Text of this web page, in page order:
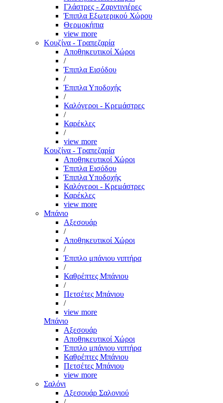
Γλάστρες - Ζαρντινιέρες
Έπιπλα Εξωτερικού Χώρου
Θερμοκήπια
view more
Κουζίνα - Τραπεζαρία
Αποθηκευτικοί Χώροι
/
Έπιπλα Εισόδου
/
Έπιπλα Υποδοχής
/
Καλόγεροι - Κρεμάστρες
/
Καρέκλες
/
view more
Κουζίνα - Τραπεζαρία
Αποθηκευτικοί Χώροι
Έπιπλα Εισόδου
Έπιπλα Υποδοχής
Καλόγεροι - Κρεμάστρες
Καρέκλες
view more
Μπάνιο
Αξεσουάρ
/
Αποθηκευτικοί Χώροι
/
Έπιπλο μπάνιου νιπτήρα
/
Καθρέπτες Μπάνιου
/
Πετσέτες Μπάνιου
/
view more
Μπάνιο
Αξεσουάρ
Αποθηκευτικοί Χώροι
Έπιπλο μπάνιου νιπτήρα
Καθρέπτες Μπάνιου
Πετσέτες Μπάνιου
view more
Σαλόνι
Αξεσουάρ Σαλονιού